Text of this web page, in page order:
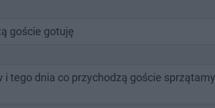
goście gotuję
tego dnia co przychodzą goście